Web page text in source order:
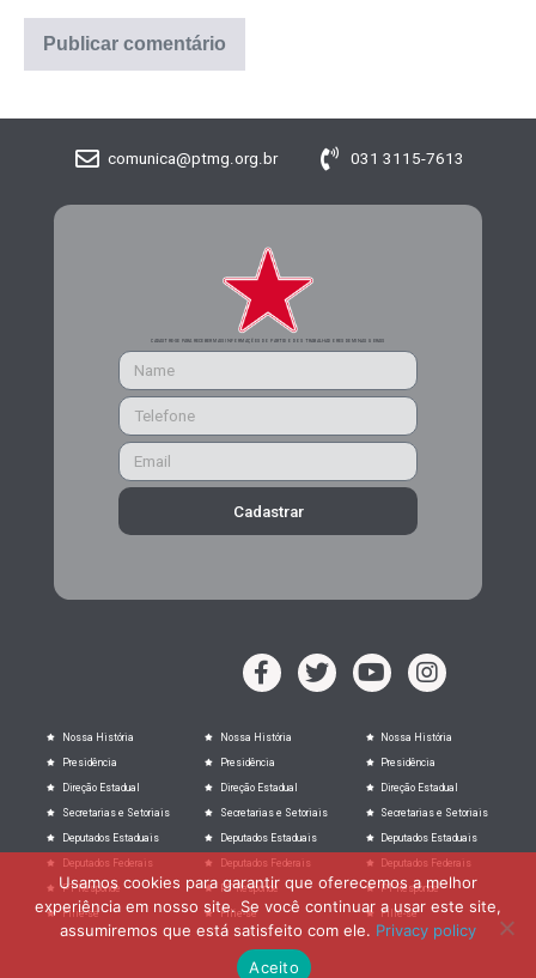
comunica@ptmg.org.br 031 3115-7613
CADASTRE-SE PARA RECEBER MAIS INFORMAÇÕES DO PARTIDO DOS TRABALHADORES DE MINAS GERAIS
Cadastrar
Nossa História
Presidência
Direção Estadual
Secretarias e Setoriais
Deputados Estaduais
Deputados Federais
PT Responde
Filie-se
Nossa História
Presidência
Direção Estadual
Secretarias e Setoriais
Deputados Estaduais
Deputados Federais
PT Responde
Filie-se
Nossa História
Presidência
Direção Estadual
Secretarias e Setoriais
Deputados Estaduais
Deputados Federais
PT Responde
Filie-se
Usamos cookies para garantir que oferecemos a melhor
experiência em nosso site. Se você continuar a usar este site,
assumiremos que está satisfeito com ele. Privacy policy
Aceito